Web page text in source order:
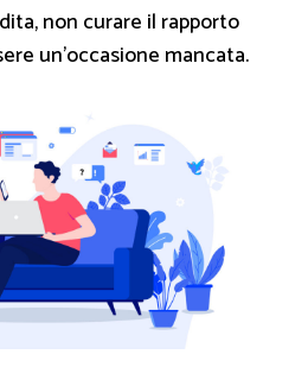
non curare il rapporto
un’occasione mancata.